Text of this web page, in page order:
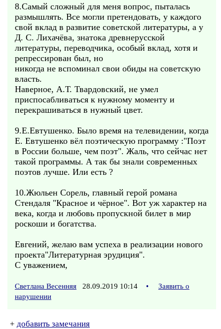
8.Самый сложный для меня вопрос, пыталась
размышлять. Все могли претендовать, у каждого
свой вклад в развитие советской литературы, а у
Д. С. Лихачёва, знатока древнерусской
литературы, переводчика, особый вклад, хотя и
репрессирован был, но
никогда не вспоминал свои обиды на советскую
власть.
Наверное, А.Т. Твардовский, не умел
приспосабливаться к нужному моменту и
перекрашиваться в нужный цвет.
9.Е.Евтушенко. Было время на телевидении, когда
Е. Евтушенко вёл поэтическую программу :"Поэт
в России больше, чем поэт". Жаль, что сейчас нет
такой программы. А так бы знали современных
поэтов лучше. Или есть ?
10.Жюльен Сорель, главный герой романа
Стендаля "Красное и чёрное". Вот уж характер на
века, когда и любовь пропускной билет в мир
роскоши и богатства.
Евгений, желаю вам успеха в реализации нового
проекта"Литературная эрудиция".
С уважением,
Светлана Весенняя 28.09.2019 10:14 •
Заявить о
нарушении
+ добавить замечания